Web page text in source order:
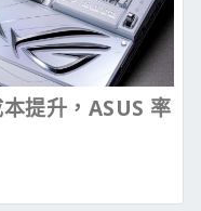
提升，ASUS 率